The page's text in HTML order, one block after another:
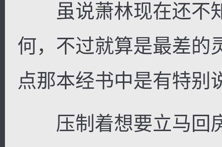
虽说萧林现在还不
何，不过就算是最差的
点那本经书中是有特别
压制着想要立马回